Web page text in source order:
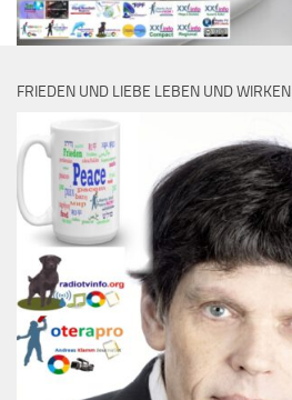
FRIEDEN UND LIEBE LEBEN UND WIRKEN